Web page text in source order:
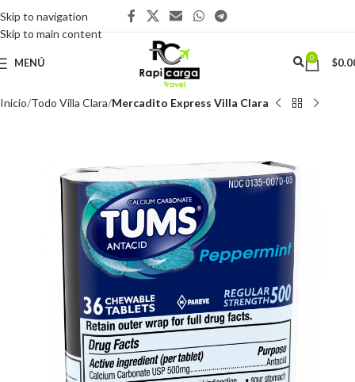
Skip to navigation
Skip to main content
MENÚ 0 $
Inicio Todo Villa Clara Mercadito Express Villa Clara